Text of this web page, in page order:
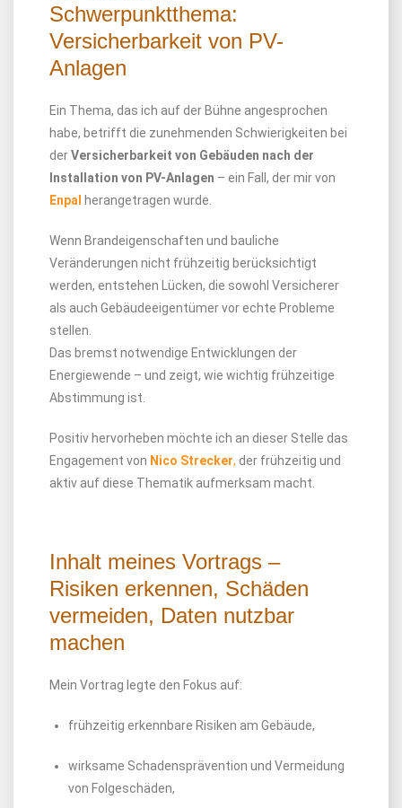
Schwerpunktthema:
Versicherbarkeit von PV-
Anlagen
Ein Thema, das ich auf der Bühne angesprochen
habe, betrifft die zunehmenden Schwierigkeiten bei
derVersicherbarkeit von Gebäuden nach der
Installation von PV-Anlagen – ein Fall, der mir von
Enpal
herangetragen wurde.
Wenn Brandeigenschaften und bauliche
Veränderungen nicht frühzeitig berücksichtigt
werden, entstehen Lücken, die sowohl Versicherer
als auch Gebäudeeigentümer vor echte Probleme
stellen.
Das bremst notwendige Entwicklungen der
Energiewende – und zeigt, wie wichtig frühzeitige
Abstimmung ist.
Positiv hervorheben möchte ich an dieser Stelle das
Engagement von Nico Strecker, der frühzeitig und
aktiv auf diese Thematik aufmerksam macht.
Inhalt meines Vortrags –
Risiken erkennen, Schäden
vermeiden, Daten nutzbar
machen
Mein Vortrag legte den Fokus auf:
frühzeitig erkennbare Risiken am Gebäude,
wirksame Schadensprävention und Vermeidung
von Folgeschäden,